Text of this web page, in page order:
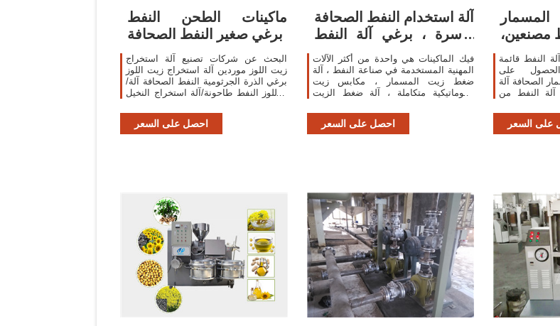
ماكينات الطحن النفط
برغي صغير النفط الصحافة
البحث عن شركات تصنيع آلة استخراج
زيت اللوز موردين آلة استخراج زيت اللوز
برغي الذرة الجرثومية النفط الصحافة آلة/
اللوز النفط طاحونة/آلة استخراج النخيل .
Machine,Mini Oil Press
احصل على السعر
آلة استخدام النفط الصحافة
الأسرة ، برغي آلة النفط
الصحافة
فيك الماكينات هي واحدة من أكثر الآلات
المهنية المستخدمة في صناعة النفط ، آلة
ضغط زيت المسمار ، مكابس زيت
أوتوماتيكية متكاملة ، آلة ضغط الزيت
الكبيرة في الصين.
احصل على السعر
مصنعين،
المسمار
النفط قائمة
على
الصحافة آلة
آلة النفط من
China.com
على السعر